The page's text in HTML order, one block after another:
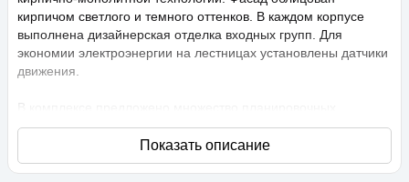
кирпичом светлого и темного оттенков. В каждом корпусе
выполнена дизайнерская отделка входных групп. Для
экономии электроэнергии на лестницах установлены датчики
движения.
В комплексе предложено множество планировочных
решений: в наличии квартиры, как классического типа, так и
европланировки. Они сдаются с подчистовой отделкой,
высота потолков составляет 2,75 метра. В квартирах